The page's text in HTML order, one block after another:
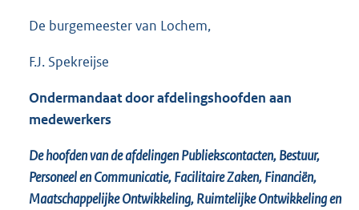
De burgemeester van Lochem,
F.J. Spekreijse
Ondermandaat door afdelingshoofden aan
medewerkers
De hoofden van de afdelingen Publiekscontacten, Bestuur,
Personeel en Communicatie, Facilitaire Zaken, Financiën,
Maatschappelijke Ontwikkeling, Ruimtelijke Ontwikkeling en